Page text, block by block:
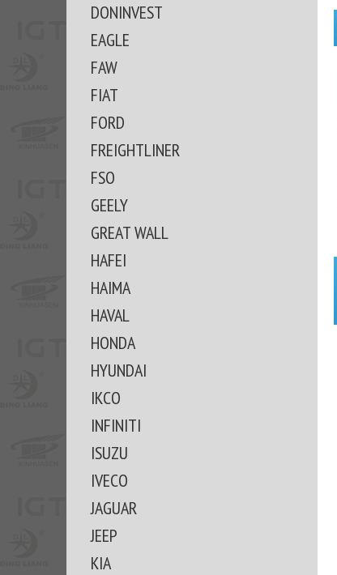
DONINVEST
EAGLE
FAW
FIAT
FORD
FREIGHTLINER
FSO
GEELY
GREAT WALL
HAFEI
HAIMA
HAVAL
HONDA
HYUNDAI
IKCO
INFINITI
ISUZU
IVECO
JAGUAR
JEEP
KIA